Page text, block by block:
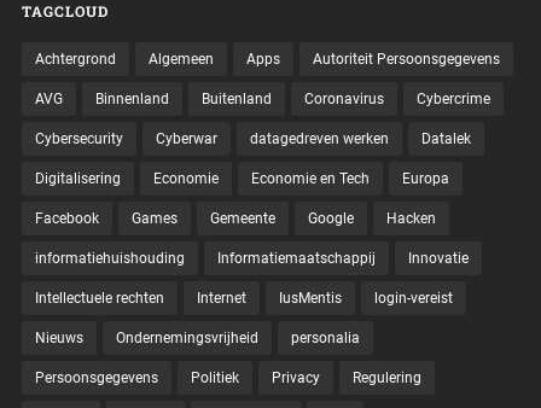
TAGCLOUD
Achtergrond Algemeen Apps Autoriteit Persoonsgegevens
AVG Binnenland Buitenland Coronavirus Cybercrime
Cybersecurity Cyberwar datagedreven werken Datalek
Digitalisering Economie Economie en Tech Europa
Facebook Games Gemeente Google Hacken
informatiehuishouding Informatiemaatschappij Innovatie
Intellectuele rechten Internet IusMentis login-vereist
Nieuws Ondernemingsvrijheid personalia
Persoonsgegevens Politiek Privacy Regulering